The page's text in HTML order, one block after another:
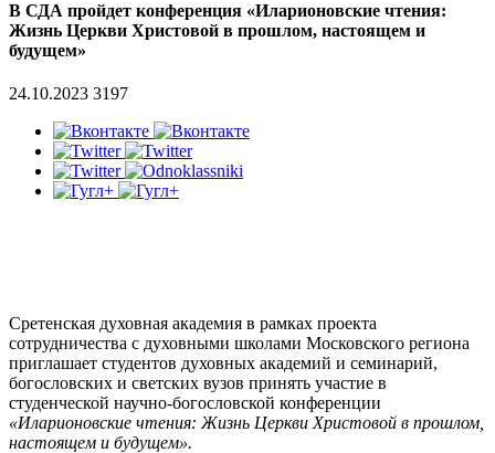
В СДА пройдет конференция «Иларионовские чтения:
Жизнь Церкви Христовой в прошлом, настоящем и
будущем»
24.10.2023 3197
Сретенская духовная академия в рамках проекта
сотрудничества с духовными школами Московского региона
приглашает студентов духовных академий и семинарий,
богословских и светских вузов принять участие в
студенческой научно-богословской конференции
«Иларионовские чтения: Жизнь Церкви Христовой в прошлом,
настоящем и будущем».